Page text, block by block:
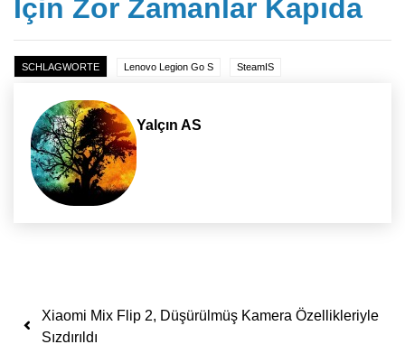
İçin Zor Zamanlar Kapıda
SCHLAGWORTE Lenovo Legion Go S SteamIS
Yalçın AS
Yazı dolaşımı
Xiaomi Mix Flip 2, Düşürülmüş Kamera Özellikleriyle
Sızdırıldı